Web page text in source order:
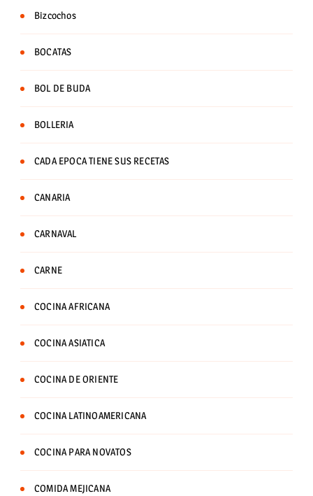
Bizcochos
BOCATAS
BOL DE BUDA
BOLLERIA
CADA EPOCA TIENE SUS RECETAS
CANARIA
CARNAVAL
CARNE
COCINA AFRICANA
COCINA ASIATICA
COCINA DE ORIENTE
COCINA LATINOAMERICANA
COCINA PARA NOVATOS
COMIDA MEJICANA